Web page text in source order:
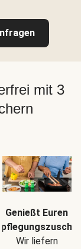
mit 3
Genießt Euren
Wir liefern